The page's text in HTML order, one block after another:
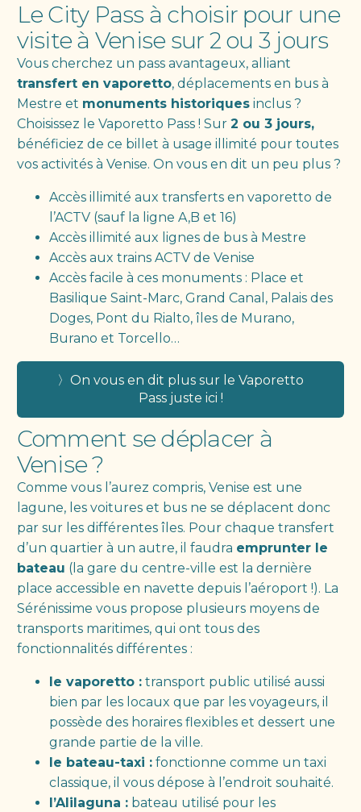
Le City Pass à choisir pour une
visite à Venise sur 2 ou 3 jours
Vous cherchez un pass avantageux, alliant
transfert en vaporetto, déplacements en bus à
Mestre et monuments historiquesinclus ?
Choisissez le Vaporetto Pass ! Sur 2 ou 3 jours,
bénéficiez de ce billet à usage illimité pour toutes
vos activités à Venise. On vous en dit un peu plus ?
Accès illimité aux transferts en vaporetto de
l’ACTV (sauf la ligne A,B et 16)
Accès illimité aux lignes de bus à Mestre
Accès aux trains ACTV de Venise
Accès facile à ces monuments : Place et
Basilique Saint-Marc, Grand Canal, Palais des
Doges, Pont du Rialto, îles de Murano,
Burano et Torcello…
〉On vous en dit plus sur le Vaporetto
Pass juste ici !
Comment se déplacer à
Venise ?
Comme vous l’aurez compris, Venise est une
lagune, les voitures et bus ne se déplacent donc
par sur les différentes îles. Pour chaque transfert
d’un quartier à un autre, il faudra emprunter le
bateau (la gare du centre-ville est la dernière
place accessible en navette depuis l’aéroport !). La
Sérénissime vous propose plusieurs moyens de
transports maritimes, qui ont tous des
fonctionnalités différentes :
le vaporetto :transport public utilisé aussi
bien par les locaux que par les voyageurs, il
possède des horaires flexibles et dessert une
grande partie de la ville.
le bateau-taxi :fonctionne comme un taxi
classique, il vous dépose à l’endroit souhaité.
l’Alilaguna :bateau utilisé pour les